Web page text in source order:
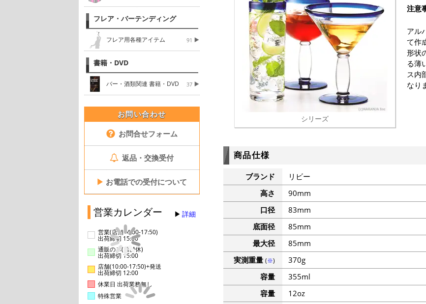
フレア・バーテンディング
フレア用各種アイテム 91
書籍・DVD
バー・酒類関連 書籍・DVD 37
お問い合わせ
お問合せフォーム
返品・交換受付
▶ お電話での受付について
営業カレンダー 詳細
営業(店舗14:00-17:50)
出荷締切 15:00
通販のみ(店舗休)
出荷締切 15:00
店舗(10:00-17:50)+発送
出荷締切 12:00
休業日 出荷業務無し
特殊営業
シリーズ
注意
アル
て作
形状
る薄
ス内
なり
商品仕様
ブランド
リビー
高さ
90mm
口径
83mm
底面径
85mm
最大径
85mm
実測重量 (※)
370g
容量
355ml
容量
12oz